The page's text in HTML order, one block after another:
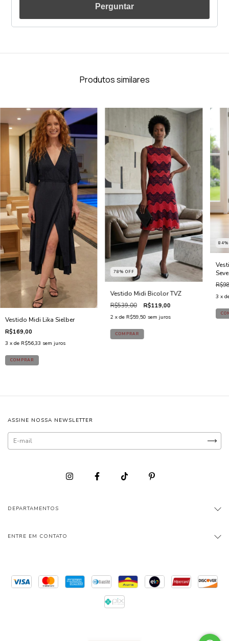
Perguntar
Produtos similares
Vestido Midi Lika Sielber
R$169,00
3 x de R$56,33 sem juros
78% OFF
Vestido Midi Bicolor TVZ
R$539,00 R$119,00
2 x de R$59,50 sem juros
84
3 x
ASSINE NOSSA NEWSLETTER
DEPARTAMENTOS
ENTRE EM CONTATO